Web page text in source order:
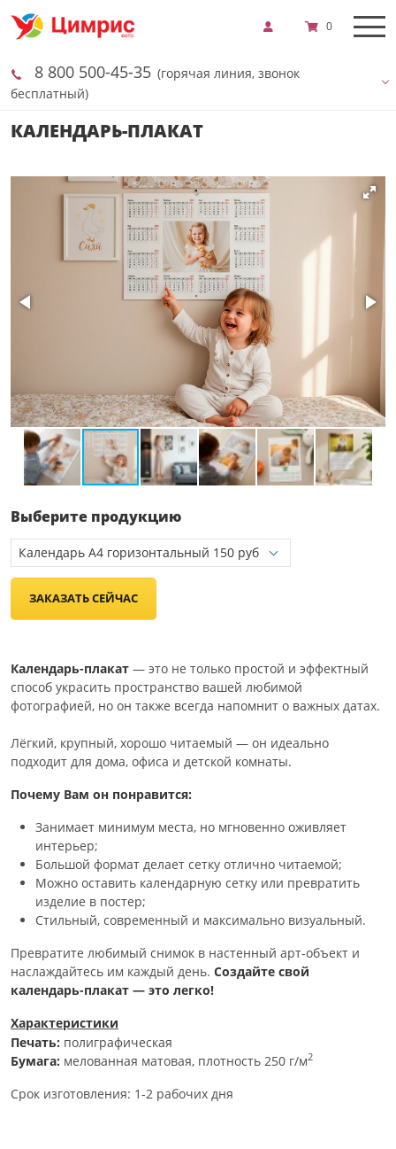
8 800 500-45-35 (горячая линия, звонок
бесплатный)
0
КАЛЕНДАРЬ-ПЛАКАТ
Выберите продукцию
ЗАКАЗАТЬ СЕЙЧАС
Календарь-плакат — это не только простой и эффектный
способ украсить пространство вашей любимой
фотографией, но он также всегда напомнит о важных датах.
Лёгкий, крупный, хорошо читаемый — он идеально
подходит для дома, офиса и детской комнаты.
Почему Вам он понравится:
Занимает минимум места, но мгновенно оживляет
интерьер;
Большой формат делает сетку отлично читаемой;
Можно оставить календарную сетку или превратить
изделие в постер;
Стильный, современный и максимально визуальный.
Превратите любимый снимок в настенный арт-объект и
наслаждайтесь им каждый день. Создайте свой
календарь-плакат — это легко!
Характеристики
Печать: полиграфическая
Бумага: мелованная матовая, плотность 250 г/м2
Срок изготовления: 1-2 рабочих дня